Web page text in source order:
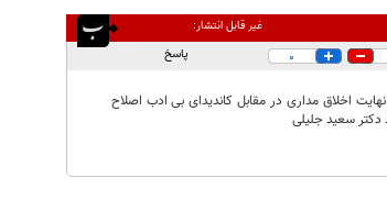
غیر قابل انتشار:
0 پاسخ
اخلاق مداری در مقابل کاندیدای بی ادب اصلاح
دکتر سعید جلیلی